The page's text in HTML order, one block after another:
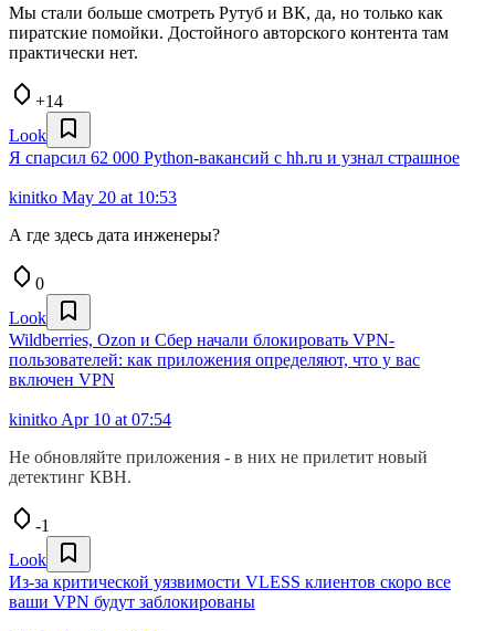
Мы стали больше смотреть Рутуб и ВК, да, но только как
пиратские помойки. Достойного авторского контента там
практически нет.
+14
Look
Я спарсил 62 000 Python-вакансий с hh.ru и узнал страшное
kinitko May 20 at 10:53
А где здесь дата инженеры?
0
Look
Wildberries, Ozon и Сбер начали блокировать VPN-
пользователей: как приложения определяют, что у вас
включен VPN
kinitko Apr 10 at 07:54
Не обновляйте приложения - в них не прилетит новый
детектинг КВН.
-1
Look
Из-за критической уязвимости VLESS клиентов скоро все
ваши VPN будут заблокированы